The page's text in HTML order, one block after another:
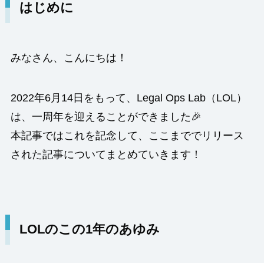
はじめに
みなさん、こんにちは！
2022年6月14日をもって、Legal Ops Lab（LOL）
は、一周年を迎えることができました🎉
本記事ではこれを記念して、ここまででリリース
された記事についてまとめていきます！
LOLのこの1年のあゆみ